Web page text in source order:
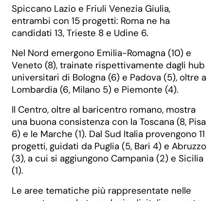
Spiccano Lazio e Friuli Venezia Giulia,
entrambi con 15 progetti: Roma ne ha
candidati 13, Trieste 8 e Udine 6.
Nel Nord emergono Emilia-Romagna (10) e
Veneto (8), trainate rispettivamente dagli hub
universitari di Bologna (6) e Padova (5), oltre a
Lombardia (6, Milano 5) e Piemonte (4).
Il Centro, oltre al baricentro romano, mostra
una buona consistenza con la Toscana (8, Pisa
6) e le Marche (1). Dal Sud Italia provengono 11
progetti, guidati da Puglia (5, Bari 4) e Abruzzo
(3), a cui si aggiungono Campania (2) e Sicilia
(1).
Le aree tematiche più rappresentate nelle